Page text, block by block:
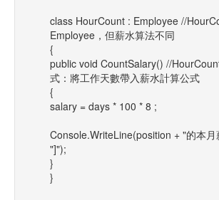
class HourCount : Employee //
Employee，但薪水算法不同
{
public void CountSalary() //
式：將工作天數帶入薪水計算公式
{
salary = days * 100 * 8 ;
Console.WriteLine(position + "的本
"]");
}
}